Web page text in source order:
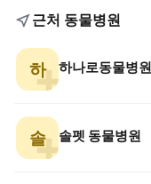
근처 동물병원
하 하나로동물병원
솔 솔펫 동물병원